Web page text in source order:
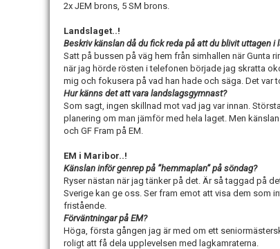
2x JEM brons, 5 SM brons.
Landslaget..!
Beskriv känslan då du fick reda på att du blivit uttagen i
Satt på bussen på väg hem från simhallen när Gunta
när jag hörde rösten i telefonen började jag skratta
mig och fokusera på vad han hade och säga. Det var
Hur känns det att vara landslagsgymnast?
Som sagt, ingen skillnad mot vad jag var innan.
planering om man jämför med hela laget. Men
och GF Fram på EM.
EM i Maribor..!
Känslan inför genrep på ”hemmaplan” på söndag?
Ryser nästan när jag tänker på det. Är så taggad på
Sverige kan ge oss. Ser fram emot att visa dem som
fristående.
Förväntningar på EM?
Höga, första gången jag är med om ett
roligt att få dela upplevelsen med lagkamraterna.